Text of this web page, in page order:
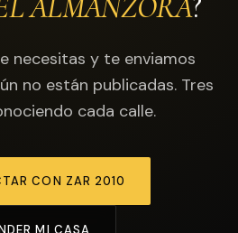
ALMANZORA?
necesitas y te enviamos
no están publicadas. Tres
cada calle.
CON ZAR 2010